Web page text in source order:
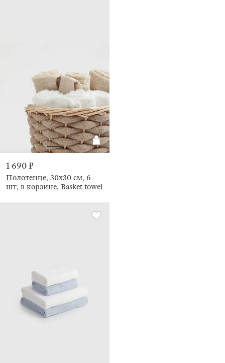
1 690 ₽
Полотенце, 30х30 см, 6
шт, в корзине, Basket towel